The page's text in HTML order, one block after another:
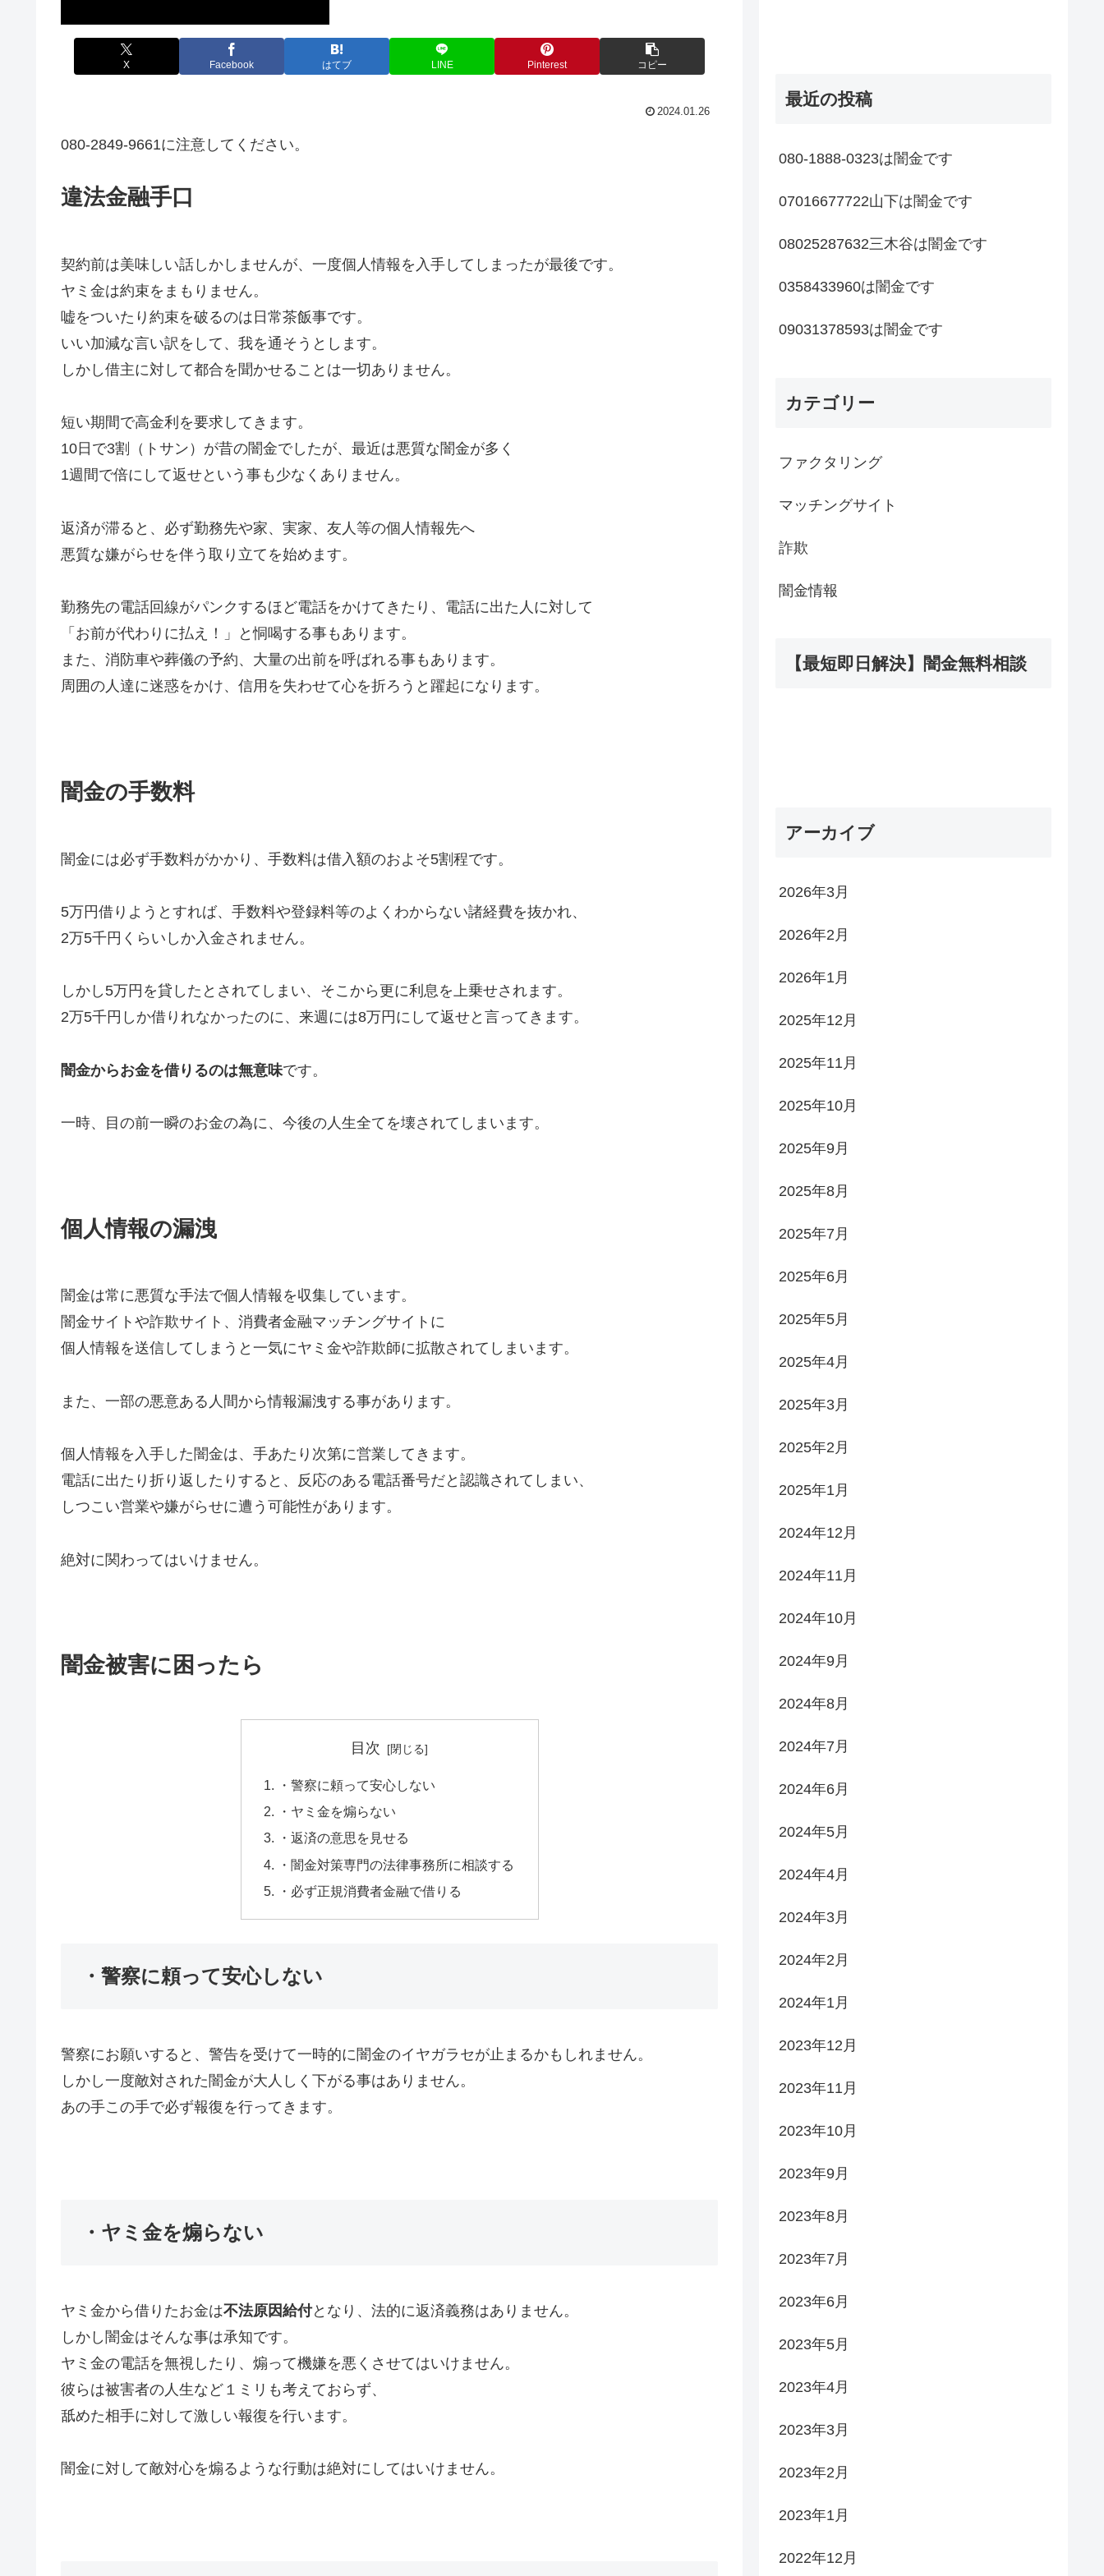
X Facebook はてブ LINE Pinterest コピー
2024.01.26
080-2849-9661に注意してください。
違法金融手口
契約前は美味しい話しかしませんが、一度個人情報を入手してしまったが最後です。
ヤミ金は約束をまもりません。
嘘をついたり約束を破るのは日常茶飯事です。
いい加減な言い訳をして、我を通そうとします。
しかし借主に対して都合を聞かせることは一切ありません。
短い期間で高金利を要求してきます。
10日で3割（トサン）が昔の闇金でしたが、最近は悪質な闇金が多く
1週間で倍にして返せという事も少なくありません。
返済が滞ると、必ず勤務先や家、実家、友人等の個人情報先へ
悪質な嫌がらせを伴う取り立てを始めます。
勤務先の電話回線がパンクするほど電話をかけてきたり、電話に出た人に対して
「お前が代わりに払え！」と恫喝する事もあります。
また、消防車や葬儀の予約、大量の出前を呼ばれる事もあります。
周囲の人達に迷惑をかけ、信用を失わせて心を折ろうと躍起になります。
闇金の手数料
闇金には必ず手数料がかかり、手数料は借入額のおよそ5割程です。
5万円借りようとすれば、手数料や登録料等のよくわからない諸経費を抜かれ、
2万5千円くらいしか入金されません。
しかし5万円を貸したとされてしまい、そこから更に利息を上乗せされます。
2万5千円しか借りれなかったのに、来週には8万円にして返せと言ってきます。
闇金からお金を借りるのは無意味です。
一時、目の前一瞬のお金の為に、今後の人生全てを壊されてしまいます。
個人情報の漏洩
闇金は常に悪質な手法で個人情報を収集しています。
闇金サイトや詐欺サイト、消費者金融マッチングサイトに
個人情報を送信してしまうと一気にヤミ金や詐欺師に拡散されてしまいます。
また、一部の悪意ある人間から情報漏洩する事があります。
個人情報を入手した闇金は、手あたり次第に営業してきます。
電話に出たり折り返したりすると、反応のある電話番号だと認識されてしまい、
しつこい営業や嫌がらせに遭う可能性があります。
絶対に関わってはいけません。
闇金被害に困ったら
目次
・警察に頼って安心しない
・ヤミ金を煽らない
・返済の意思を見せる
・闇金対策専門の法律事務所に相談する
・必ず正規消費者金融で借りる
・警察に頼って安心しない
警察にお願いすると、警告を受けて一時的に闇金のイヤガラセが止まるかもしれません。
しかし一度敵対された闇金が大人しく下がる事はありません。
あの手この手で必ず報復を行ってきます。
・ヤミ金を煽らない
ヤミ金から借りたお金は不法原因給付となり、法的に返済義務はありません。
しかし闇金はそんな事は承知です。
ヤミ金の電話を無視したり、煽って機嫌を悪くさせてはいけません。
彼らは被害者の人生など１ミリも考えておらず、
舐めた相手に対して激しい報復を行います。
闇金に対して敵対心を煽るような行動は絶対にしてはいけません。
最近の投稿
080-1888-0323は闇金です
07016677722山下は闇金です
08025287632三木谷は闇金です
0358433960は闇金です
09031378593は闇金です
カテゴリー
ファクタリング
マッチングサイト
詐欺
闇金情報
【最短即日解決】闇金無料相談
アーカイブ
2026年3月
2026年2月
2026年1月
2025年12月
2025年11月
2025年10月
2025年9月
2025年8月
2025年7月
2025年6月
2025年5月
2025年4月
2025年3月
2025年2月
2025年1月
2024年12月
2024年11月
2024年10月
2024年9月
2024年8月
2024年7月
2024年6月
2024年5月
2024年4月
2024年3月
2024年2月
2024年1月
2023年12月
2023年11月
2023年10月
2023年9月
2023年8月
2023年7月
2023年6月
2023年5月
2023年4月
2023年3月
2023年2月
2023年1月
2022年12月